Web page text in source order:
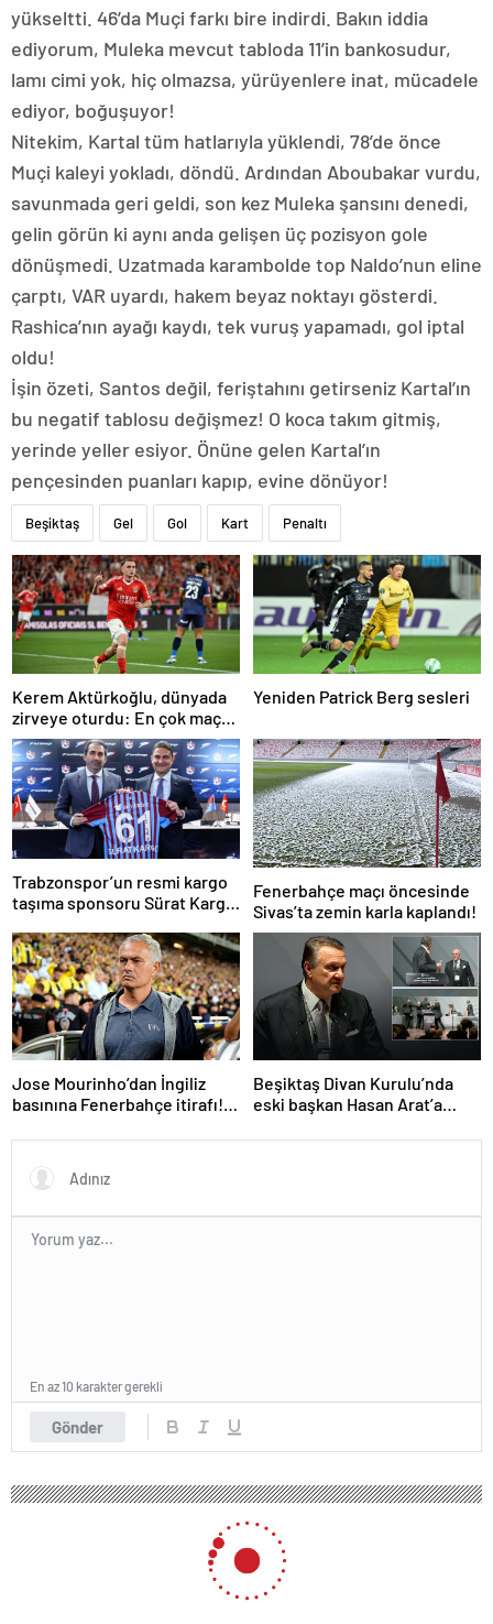
yükseltti. 46’da Muçi farkı bire indirdi. Bakın iddia
ediyorum, Muleka mevcut tabloda 11’in bankosudur,
lamı cimi yok, hiç olmazsa, yürüyenlere inat, mücadele
ediyor, boğuşuyor!
Nitekim, Kartal tüm hatlarıyla yüklendi, 78’de önce
Muçi kaleyi yokladı, döndü. Ardından Aboubakar vurdu,
savunmada geri geldi, son kez Muleka şansını denedi,
gelin görün ki aynı anda gelişen üç pozisyon gole
dönüşmedi. Uzatmada karambolde top Naldo’nun eline
çarptı, VAR uyardı, hakem beyaz noktayı gösterdi.
Rashica’nın ayağı kaydı, tek vuruş yapamadı, gol iptal
oldu!
İşin özeti, Santos değil, feriştahını getirseniz Kartal’ın
bu negatif tablosu değişmez! O koca takım gitmiş,
yerinde yeller esiyor. Önüne gelen Kartal’ın
pençesinden puanları kapıp, evine dönüyor!
Beşiktaş Gel Gol Kart Penaltı
Kerem Aktürkoğlu, dünyada
zirveye oturdu: En çok maça
çıkan oyuncu!
Yeniden Patrick Berg sesleri
Trabzonspor’un resmi kargo
taşıma sponsoru Sürat Kargo
Fenerbahçe maçı öncesinde
Sivas’ta zemin karla kaplandı!
Jose Mourinho’dan İngiliz
basınına Fenerbahçe itirafı!
Beşiktaş Divan Kurulu’nda
eski başkan Hasan Arat’a
ertelendi
Gönder
En az 10 karakter gerekli
Emre Kutalmış Ateşli: Paris’e altın için